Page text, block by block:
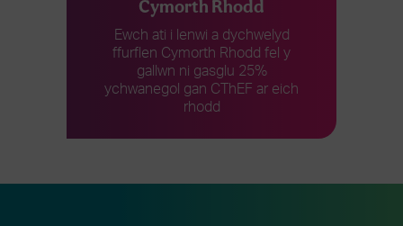
Cymorth Rhodd
Ewch ati i lenwi a dychwelyd
ffurflen Cymorth Rhodd fel y
gallwn ni gasglu 25%
ychwanegol gan CThEF ar eich
rhodd